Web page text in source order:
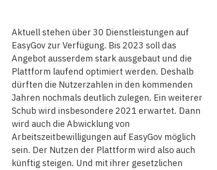
Aktuell stehen über 30 Dienstleistungen auf
EasyGov zur Verfügung. Bis 2023 soll das
Angebot ausserdem stark ausgebaut und die
Plattform laufend optimiert werden. Deshalb
dürften die Nutzerzahlen in den kommenden
Jahren nochmals deutlich zulegen. Ein weiterer
Schub wird insbesondere 2021 erwartet. Dann
wird auch die Abwicklung von
Arbeitszeitbewilligungen auf EasyGov möglich
sein. Der Nutzen der Plattform wird also auch
künftig steigen. Und mit ihrer gesetzlichen